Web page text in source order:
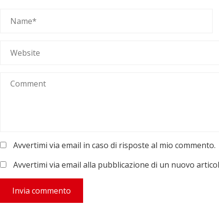
Avvertimi via email in caso di risposte al mio commento.
Avvertimi via email alla pubblicazione di un nuovo